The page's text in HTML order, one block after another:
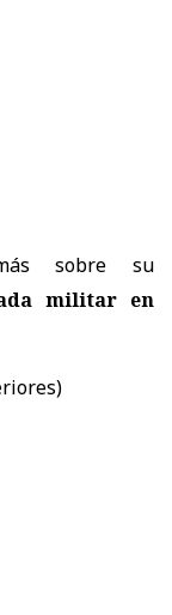
sobre su
militar en